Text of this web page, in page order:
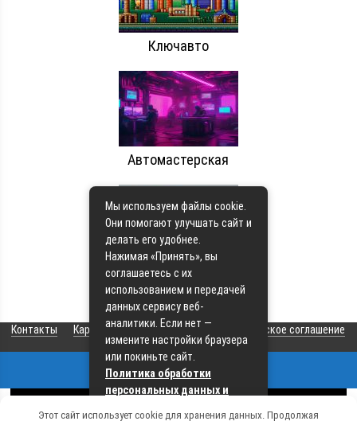
Ключавто
Автомастерская
Аврора service
Контакты Карта сайта О сайте Пользовательское соглашение
© 2026 Все права защищены
Связаться с редакцией сайта:
Мы используем файлы cookie.
Они помогают улучшать сайт и
делать его удобнее.
Нажимая «Принять», вы
соглашаетесь с их
использованием и передачей
данных сервису веб-
аналитики. Если нет —
измените настройки браузера
или покиньте сайт.
Политика обработки
персональных данных и
Этот сайт использует cookie для хранения данных. Продолжая